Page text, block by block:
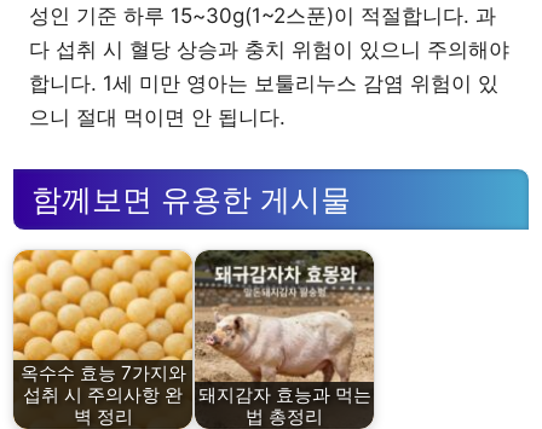
성인 기준 하루 15~30g(1~2스푼)이 적절합니다. 과
다 섭취 시 혈당 상승과 충치 위험이 있으니 주의해야
합니다. 1세 미만 영아는 보툴리누스 감염 위험이 있
으니 절대 먹이면 안 됩니다.
함께보면 유용한 게시물
옥수수 효능 7가지와
섭취 시 주의사항 완
벽 정리
돼지감자 효능과 먹는
법 총정리